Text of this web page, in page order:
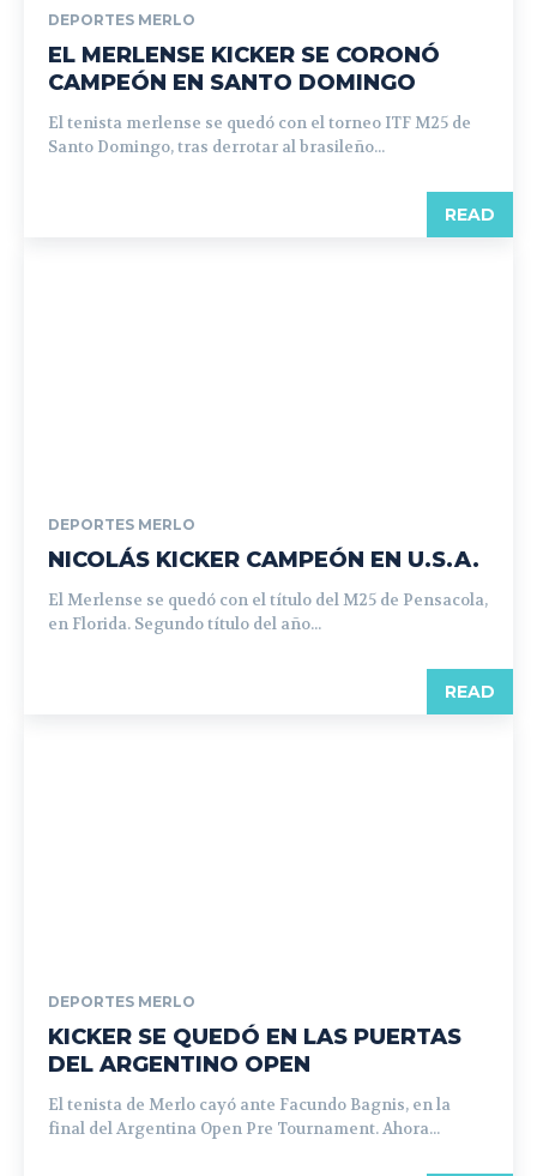
DEPORTES MERLO
EL MERLENSE KICKER SE CORONÓ
CAMPEÓN EN SANTO DOMINGO
El tenista merlense se quedó con el torneo ITF M25 de
Santo Domingo, tras derrotar al brasileño...
READ
DEPORTES MERLO
NICOLÁS KICKER CAMPEÓN EN U.S.A.
El Merlense se quedó con el título del M25 de Pensacola,
en Florida. Segundo título del año...
READ
DEPORTES MERLO
KICKER SE QUEDÓ EN LAS PUERTAS
DEL ARGENTINO OPEN
El tenista de Merlo cayó ante Facundo Bagnis, en la
final del Argentina Open Pre Tournament. Ahora...